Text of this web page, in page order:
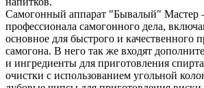
Самогонный аппарат "Бывалый" Мастер
профессионала самогонного дела,
основное для быстрого и качественного
самогона. В него так же входят
и ингредиенты для приготовления
очистки с использованием угольной